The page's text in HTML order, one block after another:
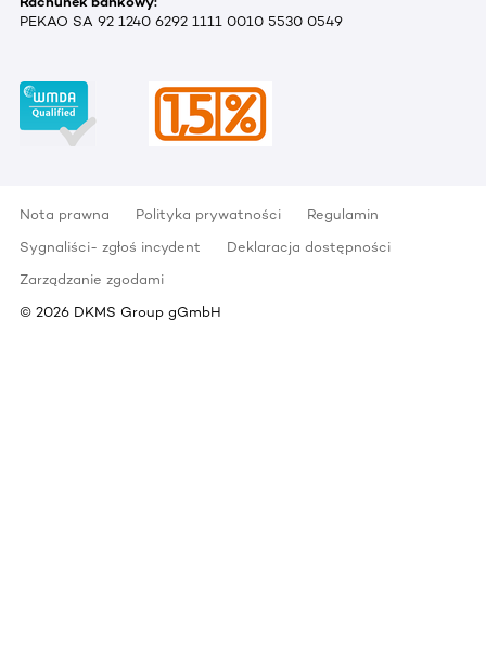
PEKAO SA 92 1240 6292 1111 0010 5530 0549
Nota prawna Polityka prywatności
Regulamin
Sygnaliści- zgłoś incydent
Deklaracja dostępności
Zarządzanie zgodami
© 2026 DKMS Group gGmbH